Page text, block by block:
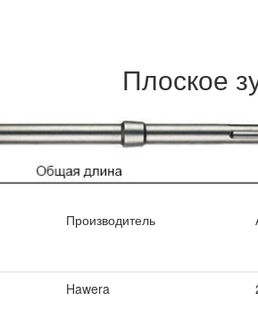
Плоское
Производитель
Производитель
Hawera